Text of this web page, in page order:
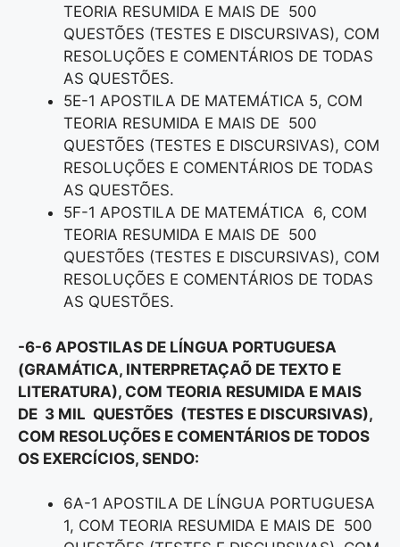
TEORIA RESUMIDA E MAIS DE 500
QUESTÕES (TESTES E DISCURSIVAS), COM
RESOLUÇÕES E COMENTÁRIOS DE TODAS
AS QUESTÕES.
5E-1 APOSTILA DE MATEMÁTICA 5, COM
TEORIA RESUMIDA E MAIS DE 500
QUESTÕES (TESTES E DISCURSIVAS), COM
RESOLUÇÕES E COMENTÁRIOS DE TODAS
AS QUESTÕES.
5F-1 APOSTILA DE MATEMÁTICA 6, COM
TEORIA RESUMIDA E MAIS DE 500
QUESTÕES (TESTES E DISCURSIVAS), COM
RESOLUÇÕES E COMENTÁRIOS DE TODAS
AS QUESTÕES.
-6-6 APOSTILAS DE LÍNGUA PORTUGUESA
(GRAMÁTICA, INTERPRETAÇAÕ DE TEXTO E
LITERATURA), COM TEORIA RESUMIDA E MAIS
DE 3 MIL QUESTÕES (TESTES E DISCURSIVAS),
COM RESOLUÇÕES E COMENTÁRIOS DE TODOS
OS EXERCÍCIOS, SENDO:
6A-1 APOSTILA DE LÍNGUA PORTUGUESA
1, COM TEORIA RESUMIDA E MAIS DE 500